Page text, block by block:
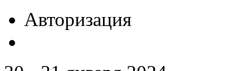
Авторизация